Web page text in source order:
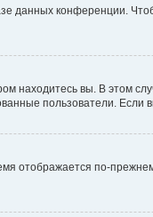
данных конференции.
находитесь вы. В этом
пользователи.
отображается по-